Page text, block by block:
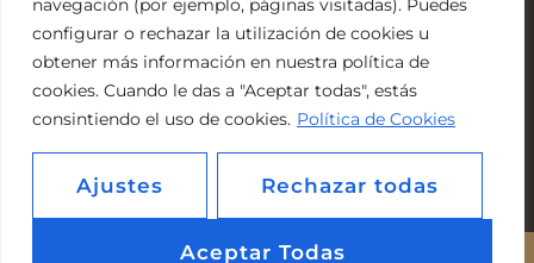
navegación (por ejemplo, páginas visitadas). Puedes
configurar o rechazar la utilización de cookies u
obtener más información en nuestra política de
cookies. Cuando le das a "Aceptar todas", estás
consintiendo el uso de cookies. Política de Cookies
Ajustes Rechazar todas
Aceptar Todas
Financiado por la Unión Europea – NextGeneration EU
Estética Ito © 2026. Todos los derechos reserados. Web realizada por